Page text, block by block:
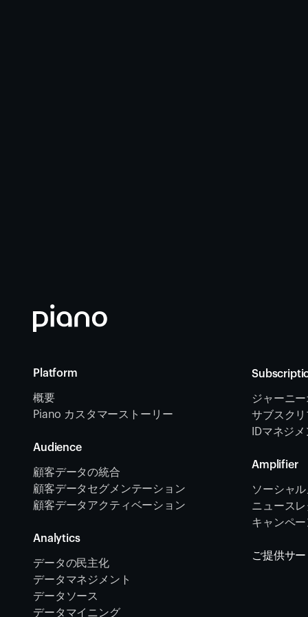
Platform
概要
Piano カスタマーストーリー
Audience
顧客データの統合
顧客データセグメンテーション
顧客データアクティベーション
Analytics
データの民主化
データマネジメント
データソース
データマイニング
ジャーニ
サブスク
IDマネジ
Amplifier
ソーシャ
ニュース
キャンペ
ご提供サ